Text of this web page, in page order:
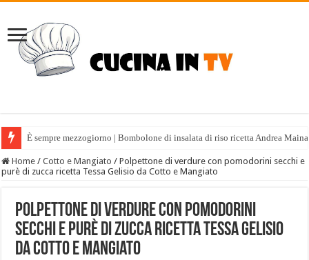
È sempre mezzogiorno | Bombolone di insalata di riso ricetta Andrea
Home / Cotto e Mangiato / Polpettone di verdure con pomodorini secchi e
purè di zucca ricetta Tessa Gelisio da Cotto e Mangiato
Polpettone di verdure con pomodorini
secchi e purè di zucca ricetta Tessa Gelisio
da Cotto e Mangiato